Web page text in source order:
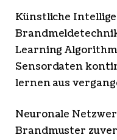
Künstliche
Learning
Sensordaten
lernen aus
Neuronale
Brandmuster